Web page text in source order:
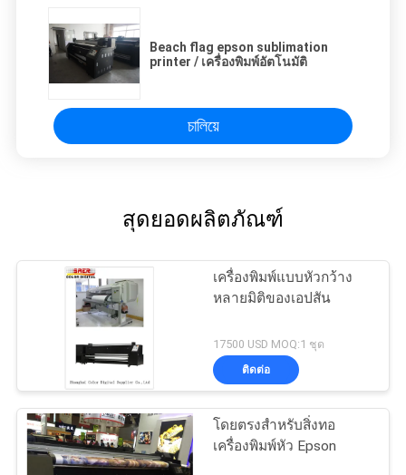
Beach flag epson sublimation
printer / เครื่องพิมพ์อัตโนมัติ
চালিয়ে
สุดยอดผลิตภัณฑ์
เครื่องพิมพ์แบบหัวกว้าง
หลายมิติของเอปสัน
17500 USD MOQ:1 ชุด
ติดต่อ
โดยตรงสำหรับสิ่งทอ
เครื่องพิมพ์หัว Epson